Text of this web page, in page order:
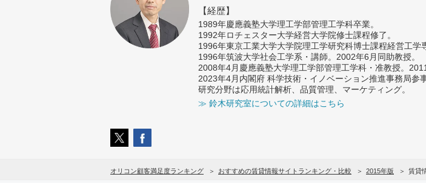
【経歴】
1989年慶應義塾大学理工学部管理工学科卒業。
1992年ロチェスター大学経営大学院修士課程修了。
1996年東京工業大学大学院理工学研究科博士課程経営工学
1996年筑波大学社会工学系・講師。2002年6月同助教授。
2008年4月慶應義塾大学理工学部管理工学科・准教授。
2023年4月内閣府 科学技術・イノベーション推進事務局参
研究分野は応用統計解析、品質管理、マーケティング。
≫ 鈴木研究室についての詳細はこちら
オリコン顧客満足度ランキング おすすめの賃貸情報サイトランキング・比較 2015年版 賃貸